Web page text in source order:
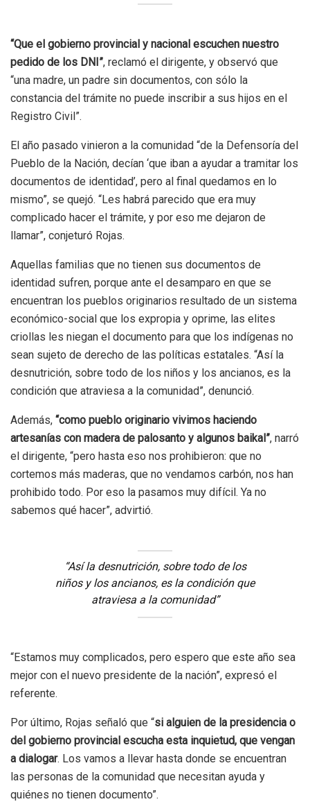
“Que el gobierno provincial y nacional escuchen nuestro
pedido de los DNI”, reclamó el dirigente, y observó que
“una madre, un padre sin documentos, con sólo la
constancia del trámite no puede inscribir a sus hijos en el
Registro Civil”.
El año pasado vinieron a la comunidad “de la Defensoría del
Pueblo de la Nación, decían ‘que iban a ayudar a tramitar los
documentos de identidad’, pero al final quedamos en lo
mismo”, se quejó. “Les habrá parecido que era muy
complicado hacer el trámite, y por eso me dejaron de
llamar”, conjeturó Rojas.
Aquellas familias que no tienen sus documentos de
identidad sufren, porque ante el desamparo en que se
encuentran los pueblos originarios resultado de un sistema
económico-social que los expropia y oprime, las elites
criollas les niegan el documento para que los indígenas no
sean sujeto de derecho de las políticas estatales. “Así la
desnutrición, sobre todo de los niños y los ancianos, es la
condición que atraviesa a la comunidad”, denunció.
Además, “como pueblo originario vivimos haciendo
artesanías con madera de palosanto y algunos baikal”, narró
el dirigente, “pero hasta eso nos prohibieron: que no
cortemos más maderas, que no vendamos carbón, nos han
prohibido todo. Por eso la pasamos muy difícil. Ya no
sabemos qué hacer”, advirtió.
“Así la desnutrición, sobre todo de los
niños y los ancianos, es la condición que
atraviesa a la comunidad”
“Estamos muy complicados, pero espero que este año sea
mejor con el nuevo presidente de la nación”, expresó el
referente.
Por último, Rojas señaló que “si alguien de la presidencia o
del gobierno provincial escucha esta inquietud, que vengan
a dialogar. Los vamos a llevar hasta donde se encuentran
las personas de la comunidad que necesitan ayuda y
quiénes no tienen documento”.